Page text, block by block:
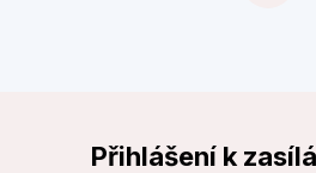
Přihlášení k